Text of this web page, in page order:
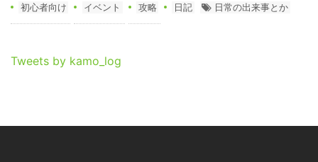
初心者向け イベント 攻略 日記 日常の出来事とか
Tweets by kamo_log